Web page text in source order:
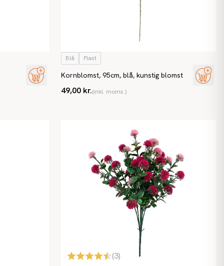
Blå Plast
Kornblomst, 95cm, blå, kunstig blomst
49,00 kr.(inkl. moms.)
(3)